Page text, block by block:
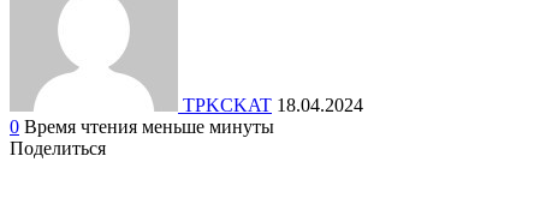
TPKCKAT 18.04.2024
0 Время чтения меньше минуты
Поделиться